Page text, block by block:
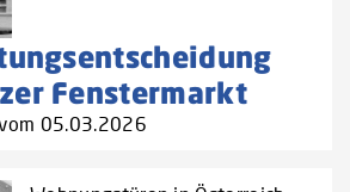
Fenstermarkt
05.03.2026